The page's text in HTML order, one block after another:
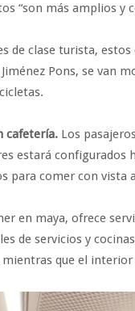
“son más amplios y
de clase turista,
Pons, se van
cafetería. Los
estará configurados
para comer con vista
en maya, ofrece
de servicios y
mientras que el interior